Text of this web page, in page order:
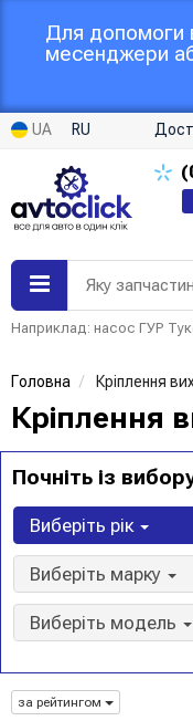
Для допомоги
месенджери
UA RU
Яку
Наприклад: насос ГУР
Головна Кріплення
Кріплення
Почніть із
Виберіть рік
Виберіть марку
Виберіть модель
за рейтингом